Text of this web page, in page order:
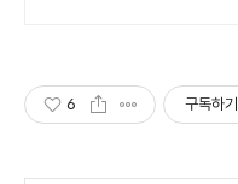
6 구독하기